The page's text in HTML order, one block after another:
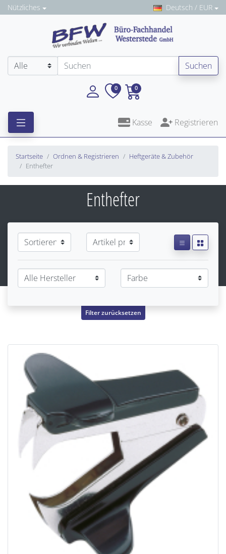
Nützliches Deutsch / EUR
Suchen
0 0
Kasse Registrieren
Startseite Ordnen & Registrieren
Heftgeräte & Zubehör
Enthefter
Enthefter
Filter zurücksetzen